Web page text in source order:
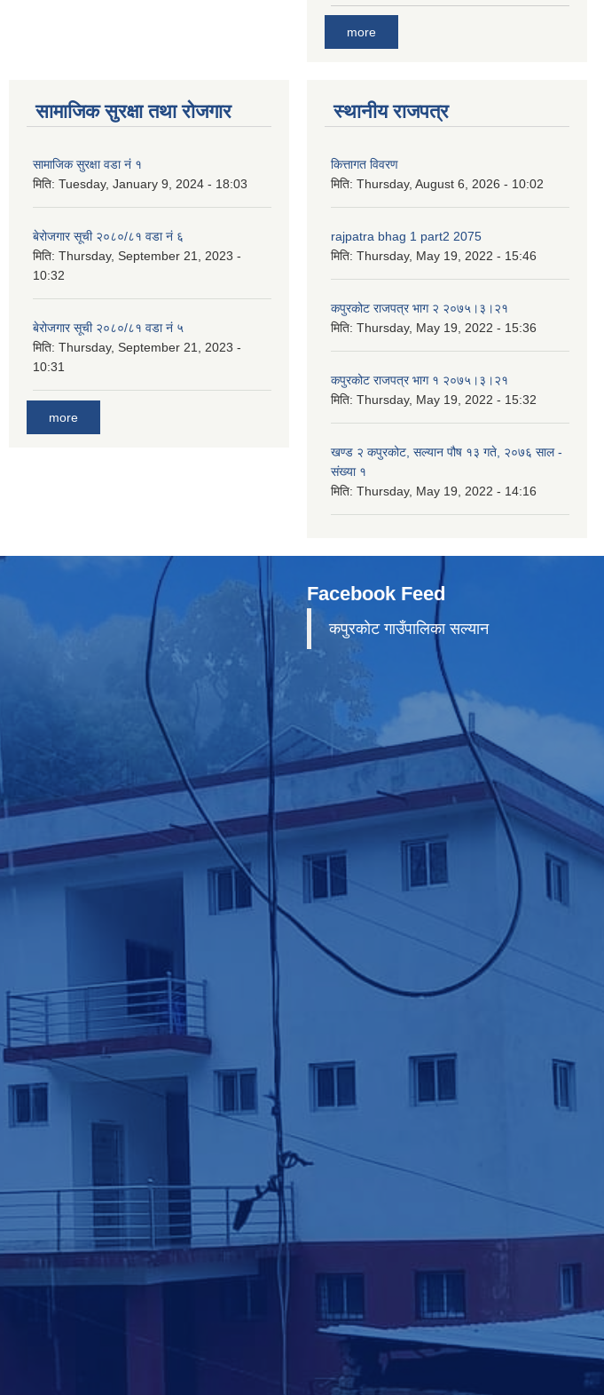
more
सामाजिक सुरक्षा तथा रोजगार
सामाजिक सुरक्षा वडा नं १
मिति: Tuesday, January 9, 2024 - 18:03
बेरोजगार सूची २०८०/८१ वडा नं ६
मिति: Thursday, September 21, 2023 -
10:32
बेरोजगार सूची २०८०/८१ वडा नं ५
मिति: Thursday, September 21, 2023 -
10:31
more
स्थानीय राजपत्र
कित्तागत विवरण
मिति: Thursday, August 6, 2026 - 10:02
rajpatra bhag 1 part2 2075
मिति: Thursday, May 19, 2022 - 15:46
कपुरकोट राजपत्र भाग २ २०७५।३।२१
मिति: Thursday, May 19, 2022 - 15:36
कपुरकोट राजपत्र भाग १ २०७५।३।२१
मिति: Thursday, May 19, 2022 - 15:32
खण्ड २ कपुरकोट, सल्यान पौष १३ गते, २०७६ साल -
संख्या १
मिति: Thursday, May 19, 2022 - 14:16
Facebook Feed
कपुरकाेट गाउँपालिका सल्यान